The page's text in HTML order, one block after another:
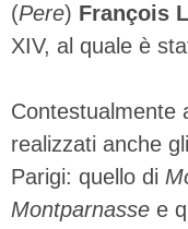
(Pere) François
XIV, al quale è
Contestualmente
realizzati anche
Parigi: quello di
Montparnasse e